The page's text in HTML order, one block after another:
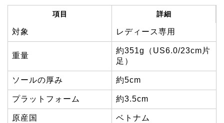
項目 詳細
対象 レディース専用
重量
約351g（US6.0/23cm片
足）
ソールの厚み 約5cm
プラットフォーム 約3.5cm
原産国 ベトナム